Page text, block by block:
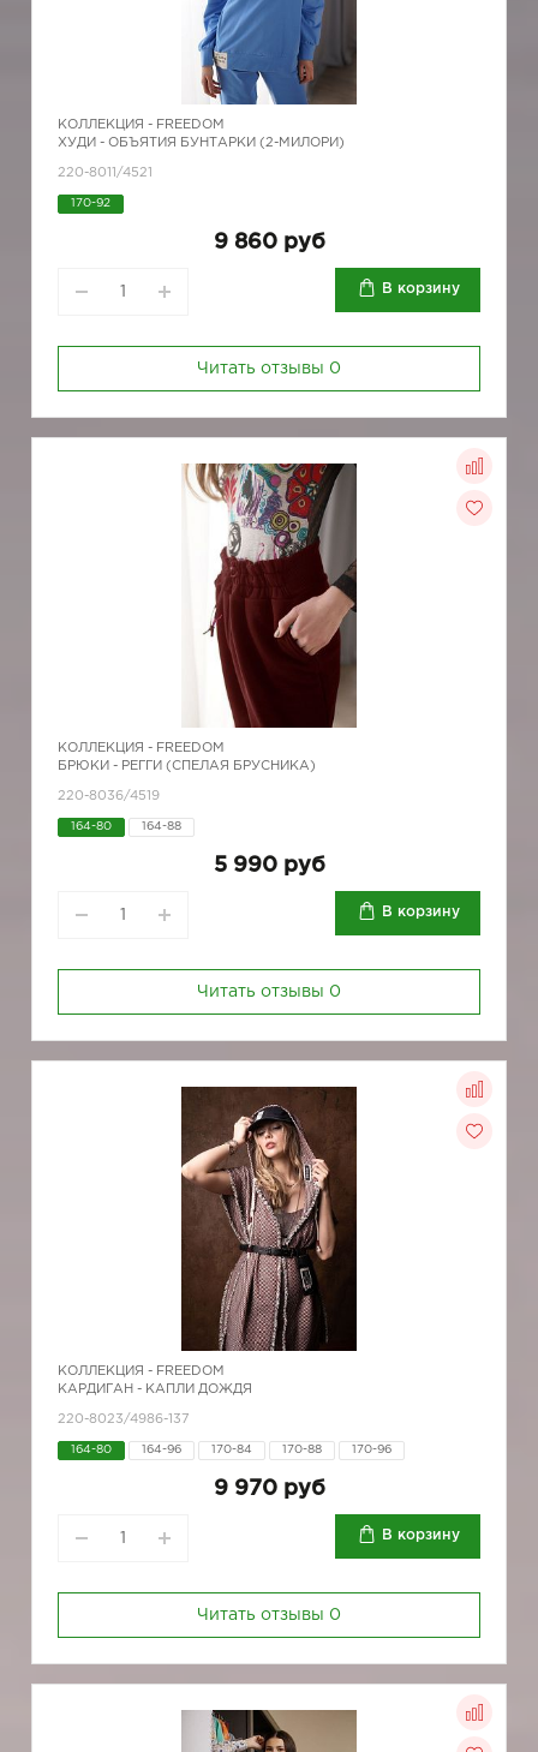
КОЛЛЕКЦИЯ - FREEDOM
ХУДИ - ОБЪЯТИЯ БУНТАРКИ (2-МИЛОРИ)
220-8011/4521
170-92
9 860 руб
В корзину
Читать отзывы 0
КОЛЛЕКЦИЯ - FREEDOM
БРЮКИ - РЕГГИ (СПЕЛАЯ БРУСНИКА)
220-8036/4519
164-80 164-88
5 990 руб
В корзину
Читать отзывы 0
КОЛЛЕКЦИЯ - FREEDOM
КАРДИГАН - КАПЛИ ДОЖДЯ
220-8023/4986-137
164-80 164-96 170-84 170-88 170-96
9 970 руб
В корзину
Читать отзывы 0